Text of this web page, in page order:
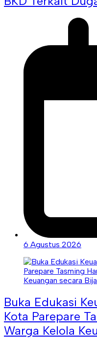
6 Agustus 2026
Buka Edukasi
Kota Parepare
Warga Kelola